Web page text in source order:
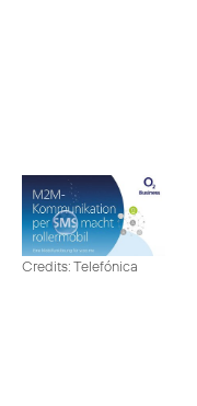
Credits: Telefónica